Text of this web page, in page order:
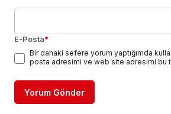
E-Posta*
Bir dahaki sefere yorum yaptığımda
posta adresimi ve web site adresimi bu
Yorum Gönder